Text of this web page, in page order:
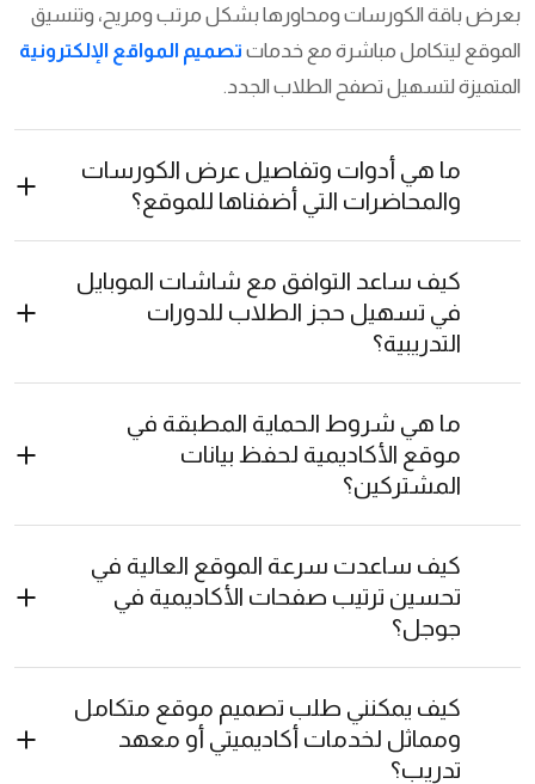
بعرض باقة الكورسات ومحاورها بشكل مرتب ومريح، وتنسيق
الموقع ليتكامل مباشرة مع خدمات تصميم المواقع الإلكترونية
المتميزة لتسهيل تصفح الطلاب الجدد.
ما هي أدوات وتفاصيل عرض الكورسات
والمحاضرات التي أضفناها للموقع؟
كيف ساعد التوافق مع شاشات الموبايل
في تسهيل حجز الطلاب للدورات
التدريبية؟
ما هي شروط الحماية المطبقة في
موقع الأكاديمية لحفظ بيانات
المشتركين؟
كيف ساعدت سرعة الموقع العالية في
تحسين ترتيب صفحات الأكاديمية في
جوجل؟
كيف يمكنني طلب تصميم موقع متكامل
ومماثل لخدمات أكاديميتي أو معهد
تدريب؟